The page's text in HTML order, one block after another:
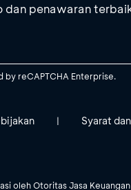
dan penawaran
by reCAPTCHA Enterprise.
| Syarat
oleh Otoritas Jasa Keuangan